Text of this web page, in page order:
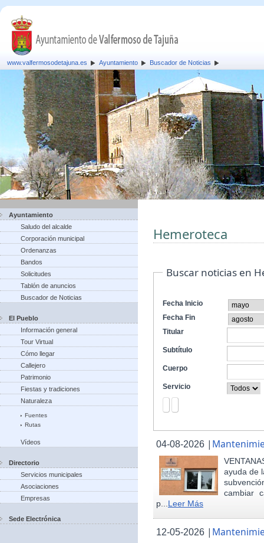
www.valfermosodetajuna.es Ayuntamiento Buscador de Noticias
Ayuntamiento
Saludo del alcalde
Corporación municipal
Ordenanzas
Bandos
Solicitudes
Tablón de anuncios
Buscador de Noticias
El Pueblo
Información general
Tour Virtual
Cómo llegar
Callejero
Patrimonio
Fiestas y tradiciones
Naturaleza
Fuentes
Rutas
Vídeos
Directorio
Servicios municipales
Asociaciones
Empresas
Sede Electrónica
Hemeroteca
Buscar noticias en
Fecha Inicio
Fecha Fin
Titular
Subtítulo
Cuerpo
Servicio
04-08-2026 |
ayuda de
cambiar
p...Leer Más
12-05-2026 |